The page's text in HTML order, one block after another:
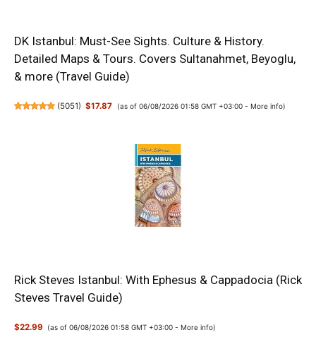
DK Istanbul: Must-See Sights. Culture & History.
Detailed Maps & Tours. Covers Sultanahmet, Beyoglu,
& more (Travel Guide)
(5051) $17.87 (as of 06/08/2026 01:58 GMT +03:00 - More info)
Rick Steves Istanbul: With Ephesus & Cappadocia (Rick
Steves Travel Guide)
$22.99 (as of 06/08/2026 01:58 GMT +03:00 -More info)